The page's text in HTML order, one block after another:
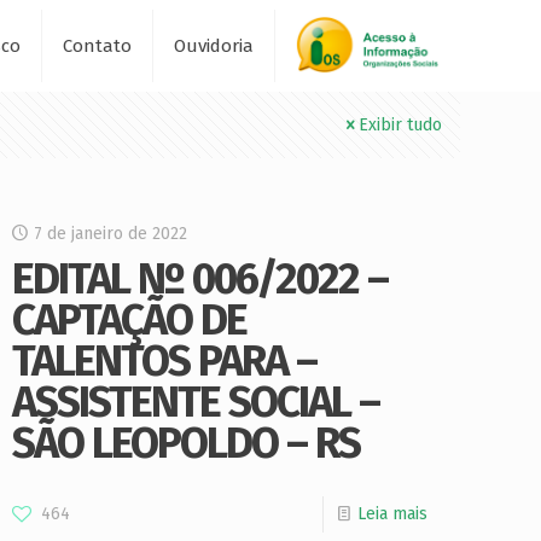
Contato Ouvidoria
Exibir tudo
7 de janeiro de 2022
EDITAL Nº 006/2022 –
CAPTAÇÃO DE
TALENTOS PARA –
ASSISTENTE SOCIAL –
SÃO LEOPOLDO – RS
464 Leia mais